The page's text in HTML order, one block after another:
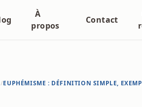
À
propos
Contact
/EUPHÉMISME : DÉFINITION SIMPLE,